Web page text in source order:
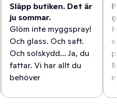
Släpp butiken. Det är
ju sommar.
Glöm inte myggspray!
Och glass. Och saft.
Och solskydd... Ja, du
fattar. Vi har allt du
behöver